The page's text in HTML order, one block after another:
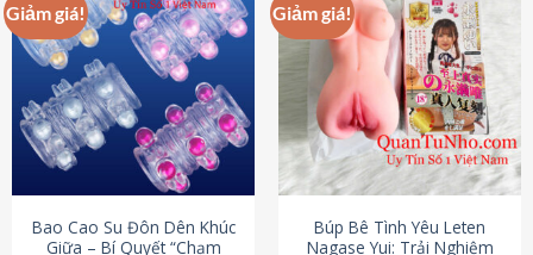
Giảm giá!
Bao Cao Su Đôn Dên Khúc
Giữa – Bí Quyết “Chạm
Giảm giá!
Búp Bê Tình Yêu Leten
Nagase Yui: Trải Nghiệm